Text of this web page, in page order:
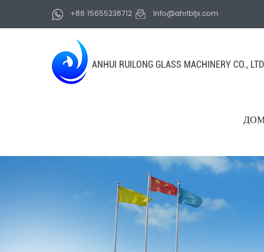
+86 15655238712 info@ahrlbljx.com
ANHUI RUILONG GLASS MACHINERY CO.,